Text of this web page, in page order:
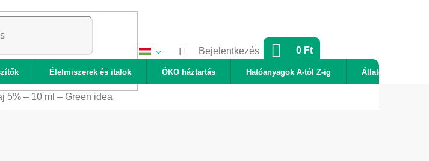
Bejelentkezés KOSÁR
0 Ft
Élelmiszerek és italok ÖKO háztartás Hatóanyagok A-tól Z-ig Állatok
5% – 10 ml – Green idea